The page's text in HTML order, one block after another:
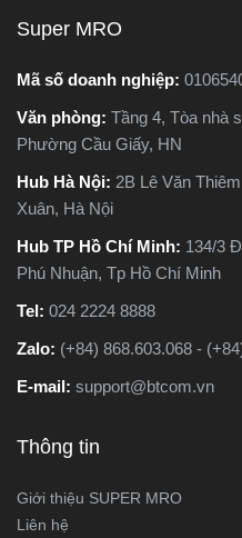
Super MRO
Mã số doanh nghiệp:
Văn phòng: Tầng 4, Tòa nhà
Phường Cầu Giấy, HN
Hub Hà Nội: 2B Lê Văn
Xuân, Hà Nội
Hub TP Hồ Chí Minh: 134/3
Phú Nhuận, Tp Hồ Chí Minh
Tel: 024 2224 8888
Zalo: (+84) 868.603.068 -
E-mail: support@btcom.vn
Thông tin
Giới thiệu SUPER MRO
Liên hệ